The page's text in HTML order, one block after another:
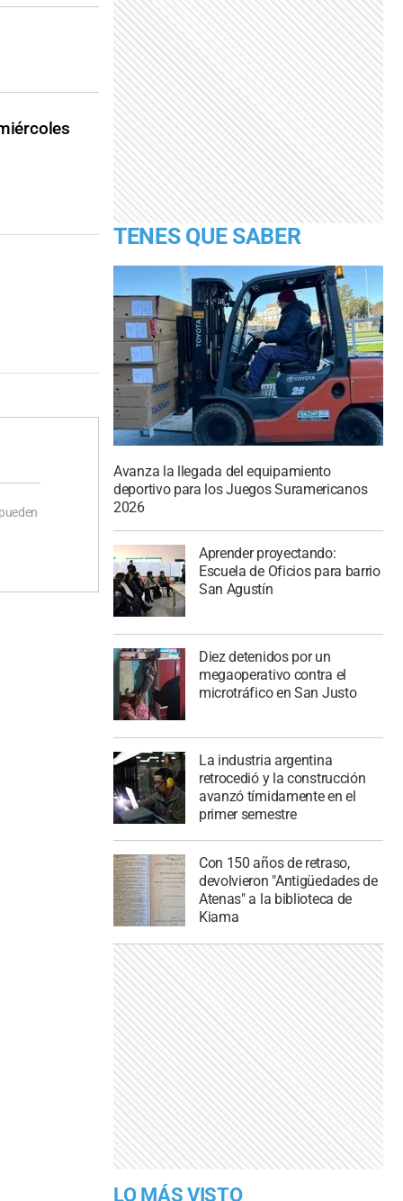
TENES QUE SABER
Avanza la llegada del equipamiento
deportivo para los Juegos Suramericanos
2026
Aprender proyectando:
Escuela de Oficios para barrio
San Agustín
Diez detenidos por un
megaoperativo contra el
microtráfico en San Justo
La industria argentina
retrocedió y la construcción
avanzó tímidamente en el
primer semestre
Con 150 años de retraso,
devolvieron "Antigüedades de
Atenas" a la biblioteca de
Kiama
LO MÁS VISTO